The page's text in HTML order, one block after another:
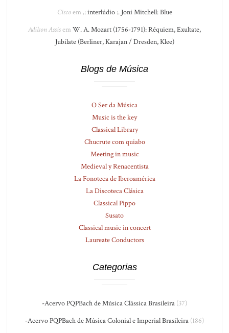
Ciscoem .: interlúdio :. Joni Mitchell: Blue
Adilson Assisem W. A. Mozart (1756-1791): Réquiem, Exultate,
Jubilate (Berliner, Karajan / Dresden, Klee)
Blogs de Música
O Ser da Música
Music is the key
Classical Library
Chucrute com quiabo
Meeting in music
Medieval y Renacentista
La Fonoteca de Iberoamérica
La Discoteca Clásica
Classical Pippo
Susato
Classical music in concert
Laureate Conductors
Categorias
-Acervo PQPBach de Música Clássica Brasileira (37)
-Acervo PQPBach de Música Colonial e Imperial Brasileira (186)